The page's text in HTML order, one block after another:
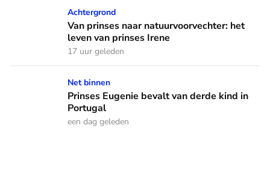
Van prinses naar natuurvoorvechter: het leven van prinses
Achtergrond
Van prinses naar natuurvoorvechter: het
leven van prinses Irene
17 uur geleden
Prinses Eugenie bevalt van derde kind in Portugal
Net binnen
Prinses Eugenie bevalt van derde kind in
Portugal
een dag geleden